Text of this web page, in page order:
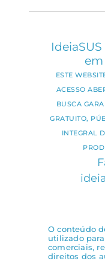
em
ESTE
ACESSO
BUSCA
GRATUITO,
INTEGRAL
O conteúdo
utilizado
comerciais,
direitos dos